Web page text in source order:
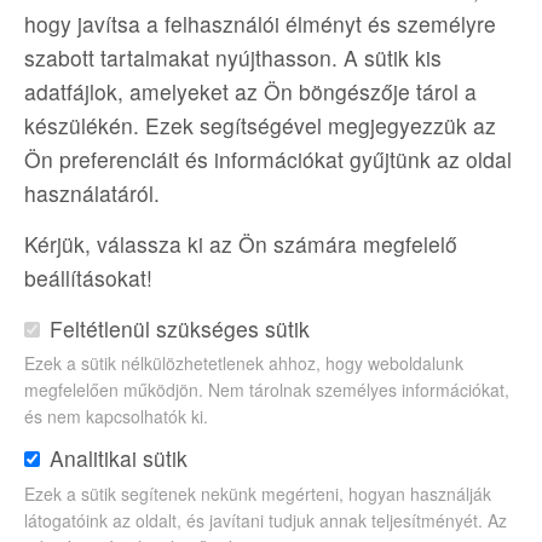
Görögország görögroszág hurgada Jón szigetek
Kefalonia korfu kréta Lassi Lefkada Marsa Alam
MarsaAlam nyár nyaralás online poggyász Port
Ghalib preveli Beach repülős utazás smaragdsziget
szótár Tengerpart travel utaz utazási iroda
utazásiiroda Zakinthosz
notifications_active Hírlevél
Értesüljön a legfrissebb akciókról, iratkozzon
fel hírlevelünkre!
hogy javítsa a felhasználói élményt és személyre
szabott tartalmakat nyújthasson. A sütik kis
adatfájlok, amelyeket az Ön böngészője tárol a
készülékén. Ezek segítségével megjegyezzük az
Ön preferenciáit és információkat gyűjtünk az oldal
használatáról.
Kérjük, válassza ki az Ön számára megfelelő
beállításokat!
Feltétlenül szükséges sütik
Ezek a sütik nélkülözhetetlenek ahhoz, hogy weboldalunk
megfelelően működjön. Nem tárolnak személyes információkat,
és nem kapcsolhatók ki.
Analitikai sütik
Ezek a sütik segítenek nekünk megérteni, hogyan használják
látogatóink az oldalt, és javítani tudjuk annak teljesítményét. Az